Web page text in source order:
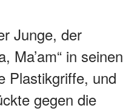
Junge, der
Ma’am“ in seinen
Plastikgriffe, und
gegen die